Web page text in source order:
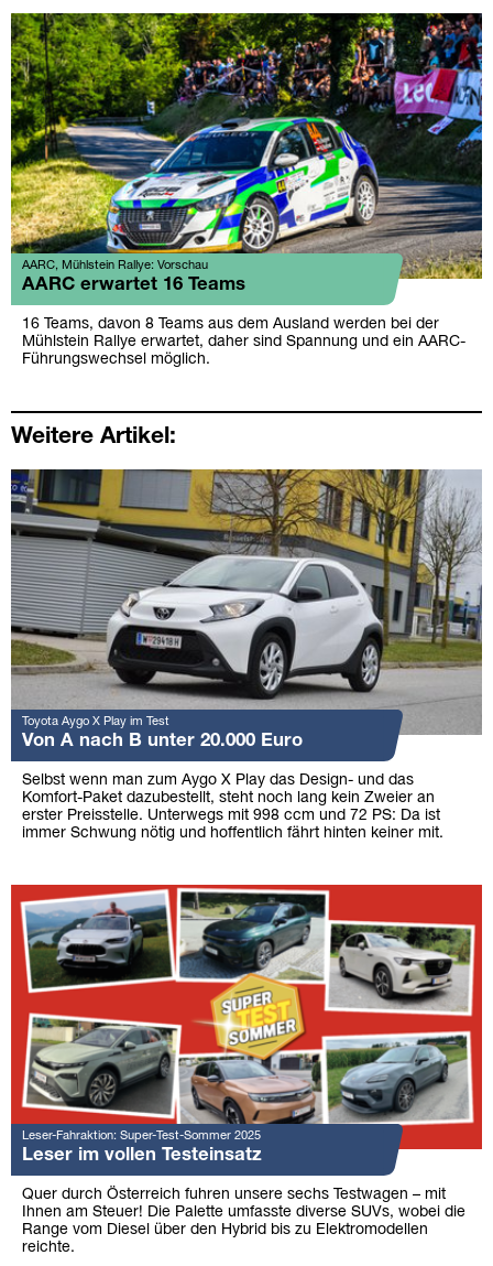
AARC, Mühlstein Rallye: Vorschau
AARC erwartet 16 Teams
16 Teams, davon 8 Teams aus dem Ausland werden bei der
Mühlstein Rallye erwartet, daher sind Spannung und ein AARC-
Führungswechsel möglich.
Weitere Artikel:
Toyota Aygo X Play im Test
Von A nach B unter 20.000 Euro
Selbst wenn man zum Aygo X Play das Design- und das
Komfort-Paket dazubestellt, steht noch lang kein Zweier an
erster Preisstelle. Unterwegs mit 998 ccm und 72 PS: Da ist
immer Schwung nötig und hoffentlich fährt hinten keiner mit.
Leser-Fahraktion: Super-Test-Sommer 2025
Leser im vollen Testeinsatz
Quer durch Österreich fuhren unsere sechs Testwagen – mit
Ihnen am Steuer! Die Palette umfasste diverse SUVs, wobei die
Range vom Diesel über den Hybrid bis zu Elektromodellen
reichte.